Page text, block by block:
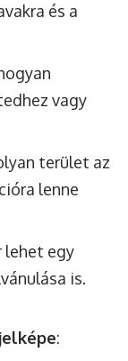
és a
vagy
terület az
lenne
lehet egy
is.
: